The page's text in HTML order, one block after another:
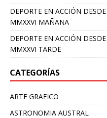
DEPORTE EN ACCIÓN
MMXXVI MAÑANA
DEPORTE EN ACCIÓN
MMXXVI TARDE
CATEGORÍAS
ARTE GRAFICO
ASTRONOMIA AUSTRAL